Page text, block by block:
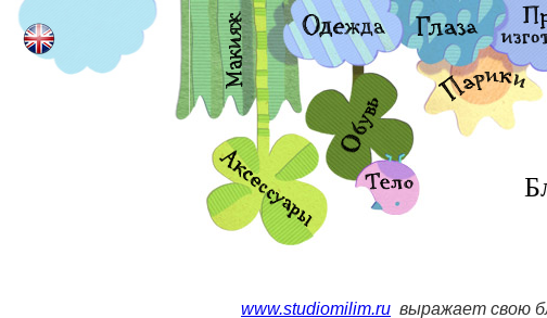
www.studiomilim.ru выражает свою